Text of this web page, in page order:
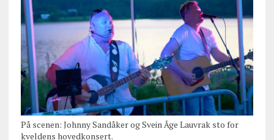
På scenen: Johnny Sandåker og Svein Åge Lauvrak sto for
kveldens hovedkonsert.